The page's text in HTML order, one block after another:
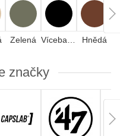
Zelená Hnědá
značky